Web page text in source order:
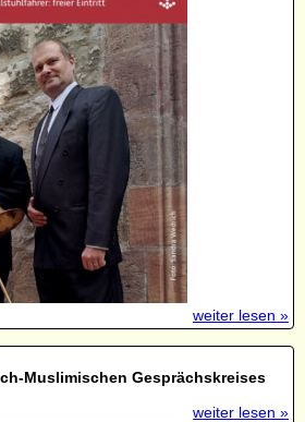
weiter lesen »
Muslimischen Gesprächskreises
weiter lesen »